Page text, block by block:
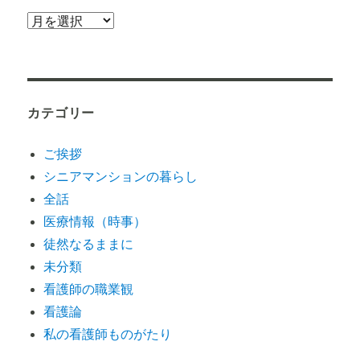
こ
の
稿
カテゴリー
ご挨拶
シニアマンションの暮らし
全話
医療情報（時事）
徒然なるままに
未分類
看護師の職業観
看護論
私の看護師ものがたり